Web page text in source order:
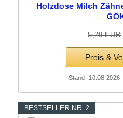
Holzdose Milch
5,29 EUR
Preis &
Stand: 10.08.2026
BESTSELLER NR. 2